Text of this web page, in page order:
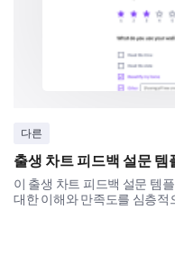
3 4
개인정보 보호 정책
이유를 가장 잘 설
기타:
다른
출생 차트 피드백 설문 템
이 출생 차트 피드백 설문 템
대한 이해와 만족도를 심층적